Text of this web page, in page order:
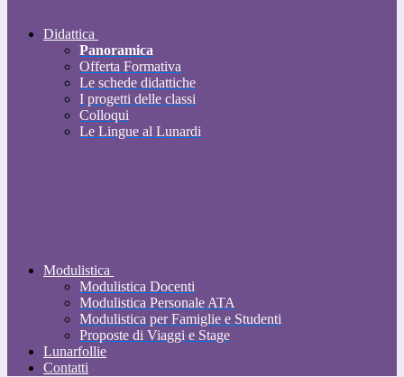
Didattica
Panoramica
Offerta Formativa
Le schede didattiche
I progetti delle classi
Colloqui
Le Lingue al Lunardi
Modulistica
Modulistica Docenti
Modulistica Personale ATA
Modulistica per Famiglie e Studenti
Proposte di Viaggi e Stage
Lunarfollie
Contatti